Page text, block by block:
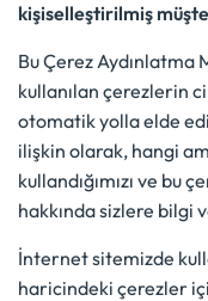
kişiselleştirilmiş
Bu Çerez Aydınlatma
kullanılan çerezlerin
otomatik yolla elde
ilişkin olarak, hangi
kullandığımızı ve bu
hakkında sizlere bilgi
İnternet sitemizde
haricindeki çerezler